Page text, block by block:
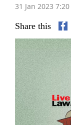
31 Jan 2023
Share this